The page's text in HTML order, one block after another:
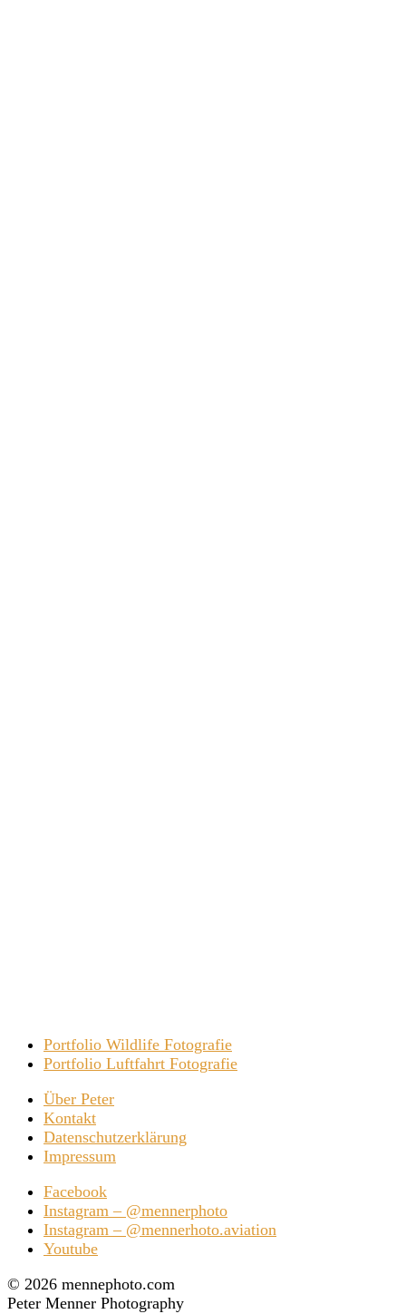
Portfolio Wildlife Fotografie
Portfolio Luftfahrt Fotografie
Über Peter
Kontakt
Datenschutzerklärung
Impressum
Facebook
Instagram – @mennerphoto
Instagram – @mennerhoto.aviation
Youtube
© 2026 mennephoto.com
Peter Menner Photography